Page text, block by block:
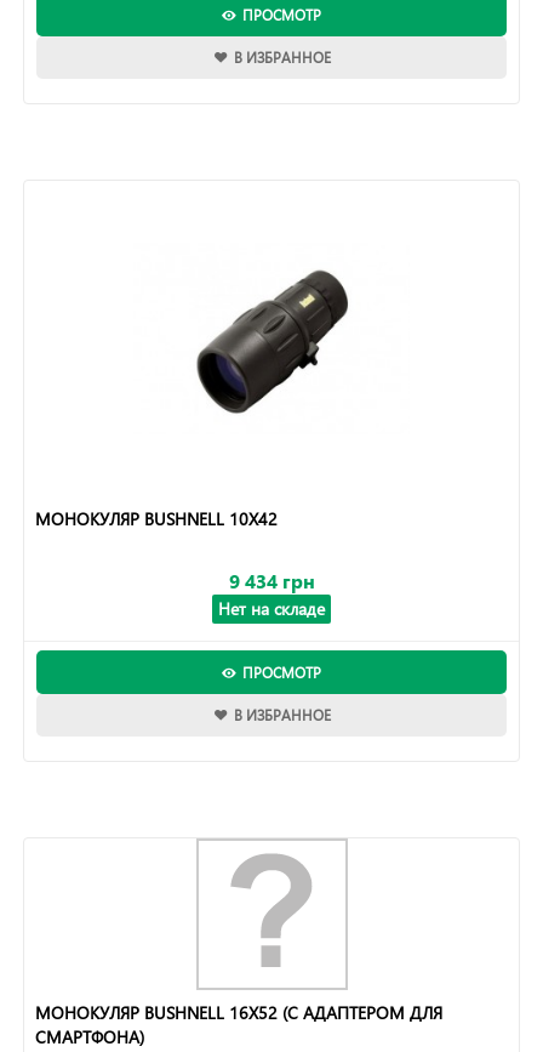
ПРОСМОТР
В ИЗБРАННОЕ
МОНОКУЛЯР BUSHNELL 10X42
9 434 грн
Нет на складе
ПРОСМОТР
В ИЗБРАННОЕ
МОНОКУЛЯР BUSHNELL 16X52 (С АДАПТЕРОМ ДЛЯ
СМАРТФОНА)